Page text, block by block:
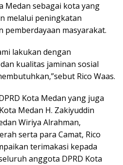
Medan sebagai kota yang
melalui peningkatan
pemberdayaan masyarakat.
lakukan dengan
kualitas jaminan sosial
Rico Waas.
Kota Medan yang juga
Medan H. Zakiyuddin
Wiriya Alrahman,
serta para Camat, Rico
terimakasi kepada
anggota DPRD Kota